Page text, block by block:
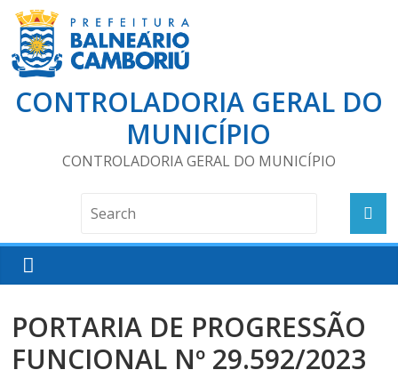
CONTROLADORIA GERAL DO
MUNICÍPIO
CONTROLADORIA GERAL DO MUNICÍPIO
PORTARIA DE PROGRESSÃO
FUNCIONAL Nº 29.592/2023